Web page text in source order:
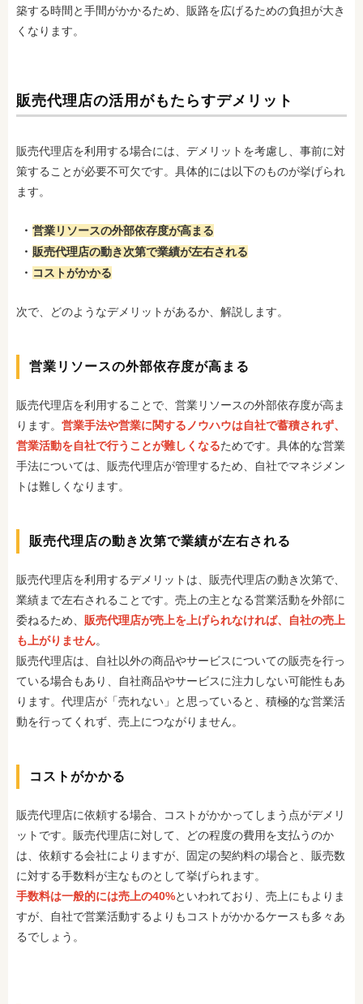
築する時間と手間がかかるため、販路を広げるための負担が大き
くなります。
販売代理店の活用がもたらすデメリット
販売代理店を利用する場合には、デメリットを考慮し、事前に対
策することが必要不可欠です。具体的には以下のものが挙げられ
ます。
営業リソースの外部依存度が高まる
販売代理店の動き次第で業績が左右される
コストがかかる
次で、どのようなデメリットがあるか、解説します。
営業リソースの外部依存度が高まる
販売代理店を利用することで、営業リソースの外部依存度が高ま
ります。 営業手法や営業に関するノウハウは自社で蓄積されず、
営業活動を自社で行うことが難しくなるためです。具体的な営業
手法については、販売代理店が管理するため、自社でマネジメン
トは難しくなります。
販売代理店の動き次第で業績が左右される
販売代理店を利用するデメリットは、販売代理店の動き次第で、
業績まで左右されることです。売上の主となる営業活動を外部に
委ねるため、
販売代理店が売上を上げられなければ、自社の売上
も上がりません。
販売代理店は、自社以外の商品やサービスについての販売を行っ
ている場合もあり、自社商品やサービスに注力しない可能性もあ
ります。代理店が「売れない」と思っていると、積極的な営業活
動を行ってくれず、売上につながりません。
コストがかかる
販売代理店に依頼する場合、コストがかかってしまう点がデメリ
ットです。販売代理店に対して、どの程度の費用を支払うのか
は、依頼する会社によりますが、固定の契約料の場合と、販売数
に対する手数料が主なものとして挙げられます。
手数料は一般的には売上の40%といわれており、売上にもよりま
すが、自社で営業活動するよりもコストがかかるケースも多々あ
るでしょう。